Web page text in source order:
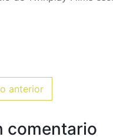
anterior
comentario